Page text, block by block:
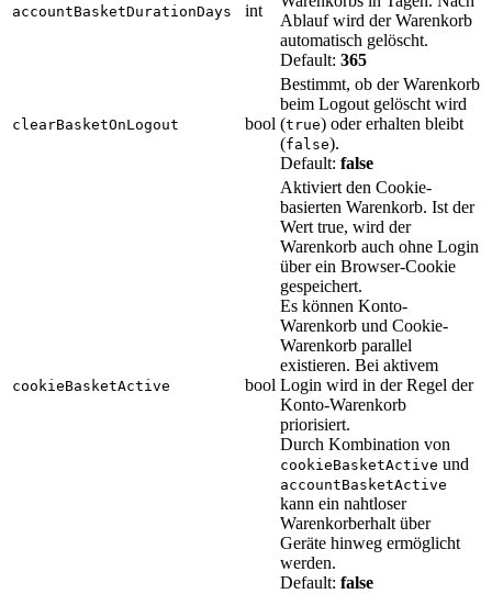
accountBasketDurationDays int
Ablauf wird der Warenkorb
automatisch gelöscht.
Default: 365
clearBasketOnLogout bool
Bestimmt, ob der Warenkorb
beim Logout gelöscht wird
(true) oder erhalten bleibt
(false).
Default: false
cookieBasketActive bool
Aktiviert den Cookie-
basierten Warenkorb. Ist der
Wert true, wird der
Warenkorb auch ohne Login
über ein Browser-Cookie
gespeichert.
Es können Konto-
Warenkorb und Cookie-
Warenkorb parallel
existieren. Bei aktivem
Login wird in der Regel der
Konto-Warenkorb
priorisiert.
Durch Kombination von
cookieBasketActive und
accountBasketActive
kann ein nahtloser
Warenkorberhalt über
Geräte hinweg ermöglicht
werden.
Default: false